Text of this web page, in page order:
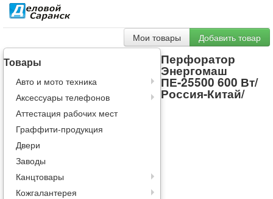
Мои товары Добавить товар
Товары
Авто и мото техника
Аксессуары телефонов
Аттестация рабочих мест
Граффити-продукция
Двери
Заводы
Канцтовары
Кожгалантерея
Перфоратор
Энергомаш
ПЕ-25500 600 Вт/
Россия-Китай/